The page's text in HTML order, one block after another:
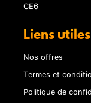
CE6
Liens utiles
Nos offres
Termes et
Politique de